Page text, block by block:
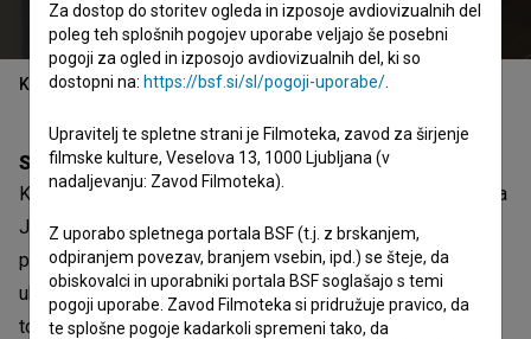
Kazalo
Sinopsis
Kako označiti Marka Breclja? Avtor dokumentarnega zapisa
Janez Burger se je rešil s stavkom: »Marko Brecelj je
poezija. Poezija, ki je življenje. Poezije pa se ne da
ubesediti drugače kot z verzi. «Marko Brecelj je skupna
točka v egocentričnem svetu pop kulture, kjer je težko
Za dostop do storitev ogleda in izposoje avdiovizualnih del
poleg teh splošnih pogojev uporabe veljajo še posebni
pogoji za ogled in izposojo avdiovizualnih del, ki so
dostopni na: https://bsf.si/sl/pogoji-uporabe/
Upravitelj te spletne strani je Filmoteka, zavod za širjenje
filmske kulture, Veselova 13, 1000 Ljubljana (v
nadaljevanju: Zavod Filmoteka).
Z uporabo spletnega portala BSF (t.j. z brskanjem,
odpiranjem povezav, branjem vsebin, ipd.) se šteje, da
obiskovalci in uporabniki portala BSF soglašajo s temi
pogoji uporabe. Zavod Filmoteka si pridružuje pravico, da
te splošne pogoje kadarkoli spremeni tako, da